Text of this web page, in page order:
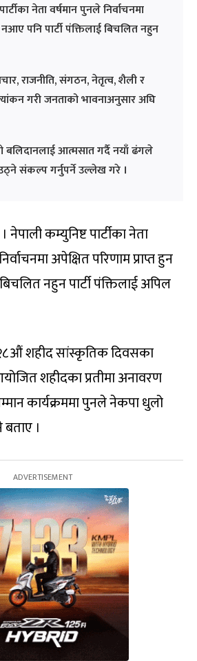
नेता वर्षमान पुनले निर्वाचनमा
पनि पार्टी पंक्तिलाई बिचलित नहुन
राजनीति, संगठन, नेतृत्व, शैली र
गरी जनताको भावनाअनुसार अघि
आत्मसात गर्दै नयाँ ढंगले
संकल्प गर्नुपर्ने उल्लेख गरे ।
नेपाली कम्युनिष्ट पार्टीका नेता
अपेक्षित परिणाम प्राप्त हुन
नहुन पार्टी पंक्तिलाई अपिल
शहीद सांस्कृतिक दिवसका
शहीदका प्रतीमा अनावरण
कार्यक्रममा पुनले नेकपा धुलो
।